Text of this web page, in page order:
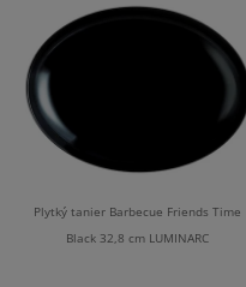
Plytký tanier Barbecue Friends Time
Black 32,8 cm LUMINARC